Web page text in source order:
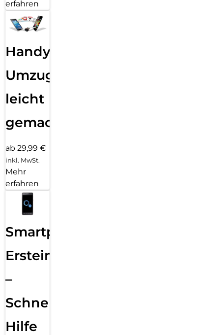
erfahren
Handy
Umzug
leicht
gemacht!
ab 29,99 €
inkl. MwSt.
Mehr
erfahren
Smartphone
Ersteinrichtung
–
Schnelle
Hilfe